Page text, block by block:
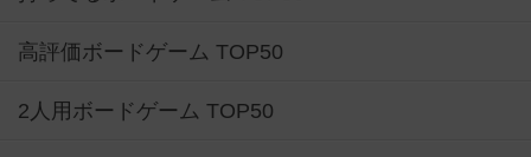
高評価ボードゲーム TOP50
2人用ボードゲーム TOP50